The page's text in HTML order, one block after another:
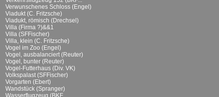
Verwunschenes Schloss (Engel)
Viadukt (C. Fritzsche)
Viadukt, römisch (Drechsel)
Villa (Firma ?)&&1
Villa (SFFischer)
Villa, klein (C. Fritzsche)
Vogel im Zoo (Engel)
Vogel, ausbalanciert (Reuter)
Vogel, bunter (Reuter)
Vogel-Futterhaus (Div. VK)
Volkspalast (SFFischer)
Vorgarten (Ebert)
Wandstück (Spranger)
Wasserflugzeug (BKF